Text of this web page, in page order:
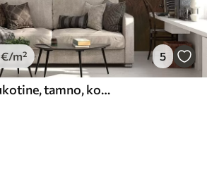
€/m² 5
drvo, tekstura, pukotine, tamno, kora, površina